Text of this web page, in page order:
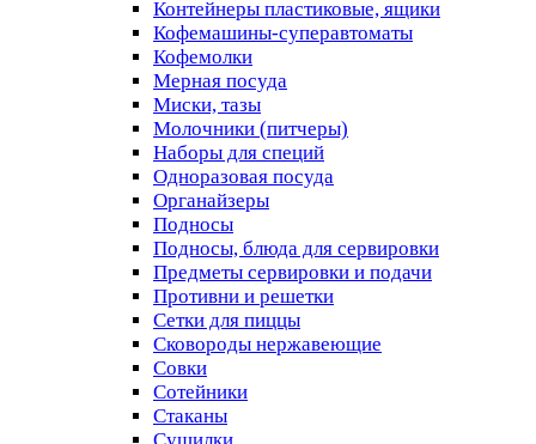
Контейнеры пластиковые, ящики
Кофемашины-суперавтоматы
Кофемолки
Мерная посуда
Миски, тазы
Молочники (питчеры)
Наборы для специй
Одноразовая посуда
Органайзеры
Подносы
Подносы, блюда для сервировки
Предметы сервировки и подачи
Противни и решетки
Сетки для пиццы
Сковороды нержавеющие
Совки
Сотейники
Стаканы